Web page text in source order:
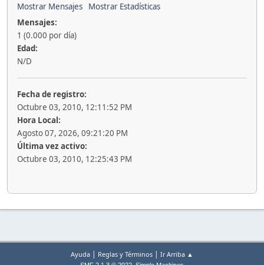
Mostrar Mensajes
Mostrar Estadísticas
Mensajes:
1 (0.000 por día)
Edad:
N/D
Fecha de registro:
Octubre 03, 2010, 12:11:52 PM
Hora Local:
Agosto 07, 2026, 09:21:20 PM
Última vez activo:
Octubre 03, 2010, 12:25:43 PM
Ayuda | Reglas y Términos | Ir Arriba ▲